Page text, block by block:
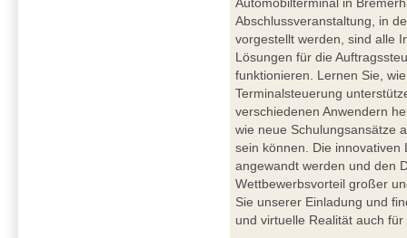
Abschlussveranstaltung, in
vorgestellt werden, sind alle
Lösungen für die
funktionieren. Lernen Sie,
Terminalsteuerung
verschiedenen Anwendern
wie neue Schulungsansätze
sein können. Die
angewandt werden und den
Wettbewerbsvorteil großer
Sie unserer Einladung und
und virtuelle Realität auch